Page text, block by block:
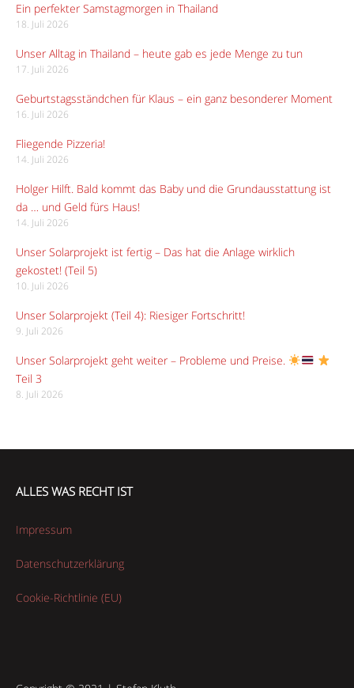
Ein perfekter Samstagmorgen in Thailand
18. Juli 2026
Unser Alltag in Thailand – heute gab es jede Menge zu tun
17. Juli 2026
Geburtstagsständchen für Klaus – ein ganz besonderer Moment
16. Juli 2026
Fliegende Pizzeria!
14. Juli 2026
Holger Hilft. Bald kommt das Baby und die Grundausstattung ist
da … und Geld fürs Haus!
14. Juli 2026
Unser Solarprojekt ist fertig – Das hat die Anlage wirklich
gekostet! (Teil 5)
10. Juli 2026
Unser Solarprojekt (Teil 4): Riesiger Fortschritt!
9. Juli 2026
Unser Solarprojekt geht weiter – Probleme und Preise.
Teil 3
8. Juli 2026
ALLES WAS RECHT IST
Impressum
Datenschutzerklärung
Cookie-Richtlinie (EU)